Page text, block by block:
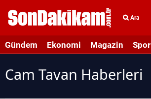
Ara
Gündem Ekonomi Magazin Spor
Cam Tavan Haberleri